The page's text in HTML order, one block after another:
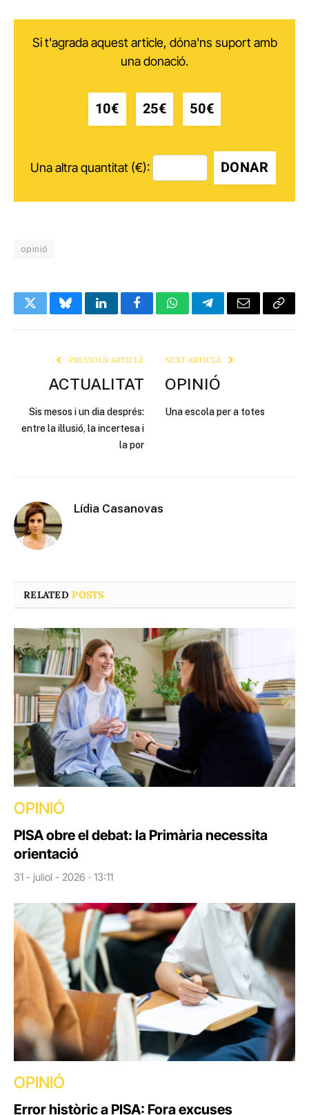
Si t'agrada aquest article, dóna'ns suport amb
una donació.
10€ 25€ 50€
Una altra quantitat (€): DONAR
opinió
TwitterBlueskyLinkedInFacebookWhatsAppTelegramEmail Copy
PREVIOUS ARTICLE
ACTUALITAT
Sis mesos i un dia després:
entre la il·lusió, la incertesa i
la por
NEXT ARTICLE
OPINIÓ
Una escola per a totes
Lídia Casanovas
RELATEDPOSTS
OPINIÓ
PISA obre el debat: la Primària necessita
orientació
31 - juliol - 2026 · 13:11
OPINIÓ
Error històric a PISA: Fora excuses